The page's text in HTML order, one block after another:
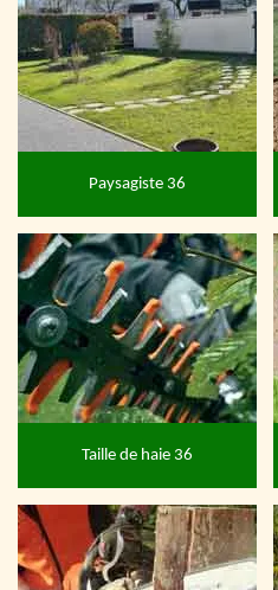
Paysagiste 36
Taille de haie 36